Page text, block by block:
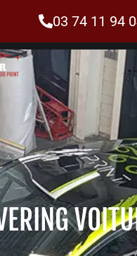
03 74 11 94